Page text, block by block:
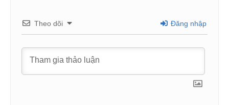
Theo dõi Đăng nhập